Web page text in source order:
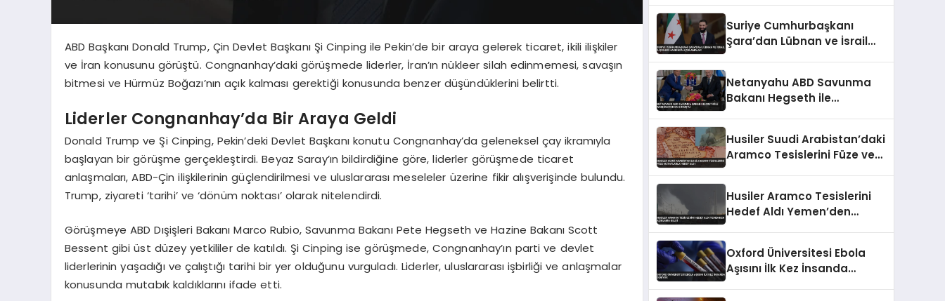
ABD Başkanı Donald Trump, Çin Devlet Başkanı Şi Cinping ile Pekin’de bir araya gelerek ticaret, ikili ilişkiler
ve İran konusunu görüştü. Congnanhay’daki görüşmede liderler, İran’ın nükleer silah edinmemesi, savaşın
bitmesi ve Hürmüz Boğazı’nın açık kalması gerektiği konusunda benzer düşündüklerini belirtti.
Liderler Congnanhay’da Bir Araya Geldi
Donald Trump ve Şi Cinping, Pekin’deki Devlet Başkanı konutu Congnanhay’da geleneksel çay ikramıyla
başlayan bir görüşme gerçekleştirdi. Beyaz Saray’ın bildirdiğine göre, liderler görüşmede ticaret
anlaşmaları, ABD-Çin ilişkilerinin güçlendirilmesi ve uluslararası meseleler üzerine fikir alışverişinde bulundu.
Trump, ziyareti ‘tarihi’ ve ‘dönüm noktası’ olarak nitelendirdi.
Görüşmeye ABD Dışişleri Bakanı Marco Rubio, Savunma Bakanı Pete Hegseth ve Hazine Bakanı Scott
Bessent gibi üst düzey yetkililer de katıldı. Şi Cinping ise görüşmede, Congnanhay’ın parti ve devlet
liderlerinin yaşadığı ve çalıştığı tarihi bir yer olduğunu vurguladı. Liderler, uluslararası işbirliği ve anlaşmalar
konusunda mutabık kaldıklarını ifade etti.
Suriye Cumhurbaşkanı
Şara’dan Lübnan ve İsrail
Netanyahu ABD Savunma
Bakanı Hegseth ile
Husiler Suudi Arabistan’daki
Aramco Tesislerini Füze ve
Husiler Aramco Tesislerini
Hedef Aldı Yemen’den
Oxford Üniversitesi Ebola
Aşısını İlk Kez İnsanda